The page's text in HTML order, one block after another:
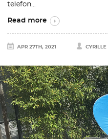
telefon...
Read more
APR 27TH, 2021 CYRILLE